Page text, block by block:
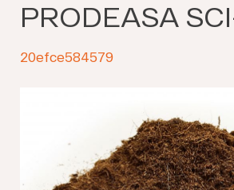
PRODEASA
20efce584579